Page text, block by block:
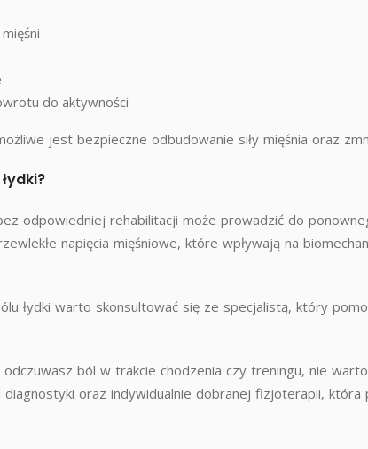
do aktywności
jest bezpieczne odbudowanie siły mięśnia oraz
odpowiedniej rehabilitacji może prowadzić do
napięcia mięśniowe, które wpływają na
łydki warto skonsultować się ze specjalistą, który
odczuwasz ból w trakcie chodzenia czy treningu, nie
oraz indywidualnie dobranej fizjoterapii, która